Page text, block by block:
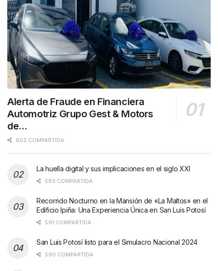
Alerta de Fraude en Financiera
Automotriz Grupo Gest & Motors
de…
602 COMPARTIDA
La huella digital y sus implicaciones en el siglo XXI
593 COMPARTIDA
Recorrido Nocturno en la Mansión de «La Maltos» en el
Edificio Ipiña: Una Experiencia Única en San Luis Potosí
591 COMPARTIDA
San Luis Potosí listo para el Simulacro Nacional 2024
590 COMPARTIDA